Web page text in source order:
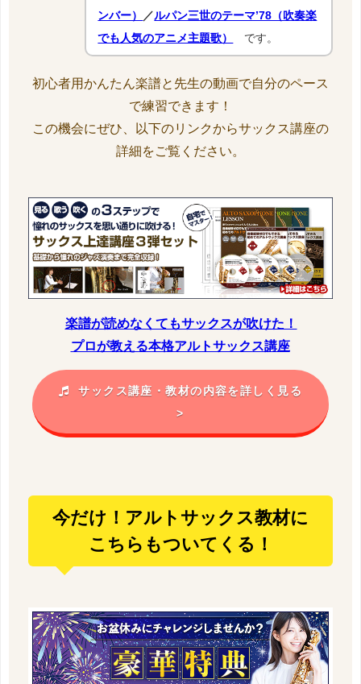
ンバー） ／ルパン三世のテーマ’78（吹奏楽
でも人気のアニメ主題歌）
です。
初心者用かんたん楽譜と先生の動画で自分のペース
で練習できます！
この機会にぜひ、以下のリンクからサックス講座の
詳細をご覧ください。
楽譜が読めなくてもサックスが吹けた！
プロが教える本格アルトサックス講座
サックス講座・教材の内容を詳しく見る
>
今だけ！アルトサックス教材に
こちらもついてくる！